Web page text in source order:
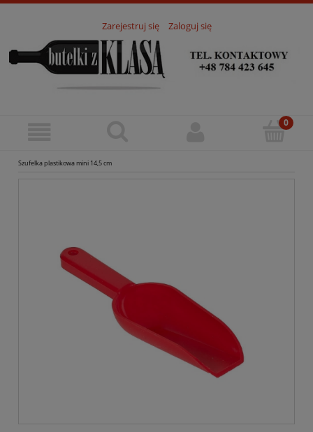
Zarejestruj się Zaloguj się
Szufelka plastikowa mini 14,5 cm